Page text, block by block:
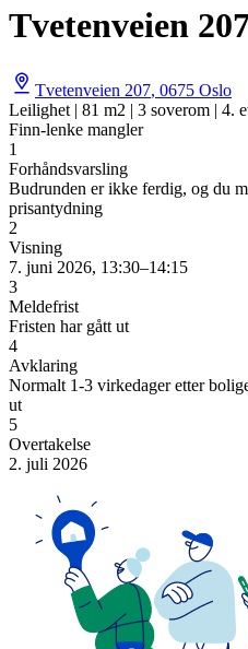
Tvetenveien
Tvetenveien 207, 0675 Oslo
Leilighet | 81 m2 | 3 soverom | 4.
Finn-lenke mangler
1
Forhåndsvarsling
Budrunden er ikke ferdig, og du
prisantydning
2
Visning
7. juni 2026, 13:30–14:15
3
Meldefrist
Fristen har gått ut
4
Avklaring
Normalt 1-3 virkedager etter
ut
5
Overtakelse
2. juli 2026